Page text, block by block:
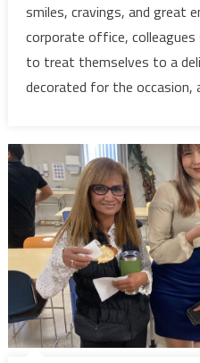
smiles, cravings, and great
corporate office,
to treat themselves to a
decorated for the occasion,